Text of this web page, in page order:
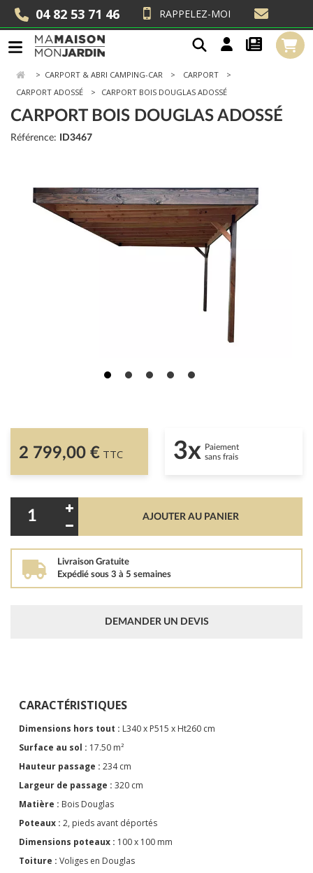
04 82 53 71 46 RAPPELEZ-MOI
> CARPORT & ABRI CAMPING-CAR
CARPORT
CARPORT ADOSSÉ
CARPORT BOIS DOUGLAS ADOSSÉ
CARPORT BOIS DOUGLAS ADOSSÉ
Référence: ID3467
2 799,00 € TTC 3x Paiement
sans frais
AJOUTER AU PANIER
Livraison Gratuite
Expédié sous 3 à 5 semaines
DEMANDER UN DEVIS
CARACTÉRISTIQUES
Dimensions hors tout : L340 x P515 x Ht260 cm
Surface au sol : 17.50 m²
Hauteur passage : 234 cm
Largeur de passage : 320 cm
Matière : Bois Douglas
Poteaux : 2, pieds avant déportés
Dimensions poteaux : 100 x 100 mm
Toiture : Voliges en Douglas